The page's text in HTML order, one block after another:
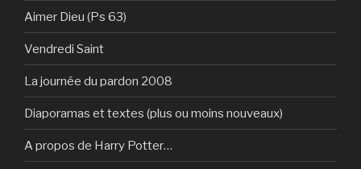
Aimer Dieu (Ps 63)
Vendredi Saint
La journée du pardon 2008
Diaporamas et textes (plus ou moins nouveaux)
A propos de Harry Potter…